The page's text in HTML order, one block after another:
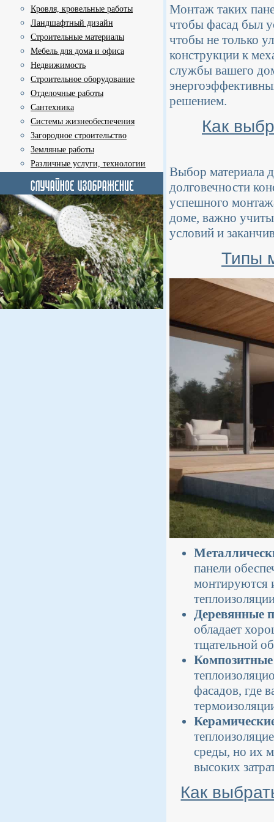
Кровля, кровельные работы
Ландшафтный дизайн
Строительные материалы
Мебель для дома и офиса
Недвижимость
Строительное оборудование
Отделочные работы
Сантехника
Системы жизнеобеспечения
Загородное строительство
Земляные работы
Различные услуги, технологии
Монтаж таких
чтобы фасад был
чтобы не только
конструкции к
службы вашего
решением.
Как
Выбор материала
долговечности
успешного
доме, важно
условий и
Типы
панели
монтируются
Деревянные
обладает
тщательной
фасадов, где
среды, но их
высоких
Как